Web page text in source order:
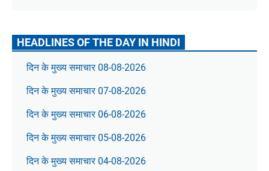
HEADLINES OF THE DAY IN HINDI
दिन के मुख्य समाचार 08-08-2026
दिन के मुख्य समाचार 07-08-2026
दिन के मुख्य समाचार 06-08-2026
दिन के मुख्य समाचार 05-08-2026
दिन के मुख्य समाचार 04-08-2026